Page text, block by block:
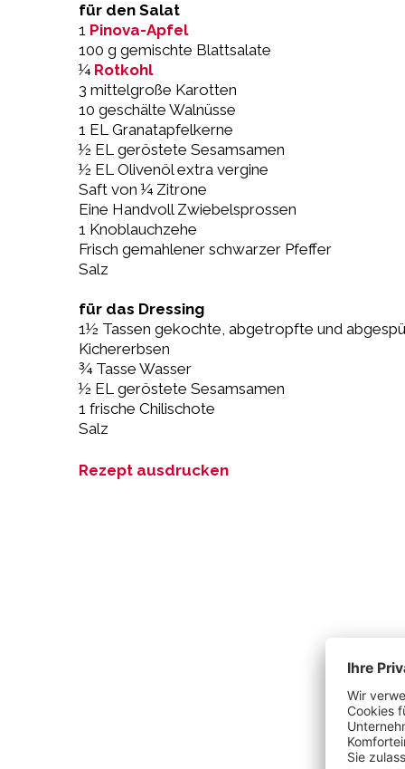
für den Salat
1 Pinova-Apfel
100 g gemischte Blattsalate
¼ Rotkohl
3 mittelgroße Karotten
10 geschälte Walnüsse
1 EL Granatapfelkerne
½ EL geröstete Sesamsamen
½ EL Olivenöl extra vergine
Saft von ¼ Zitrone
Eine Handvoll Zwiebelsprossen
1 Knoblauchzehe
Frisch gemahlener schwarzer Pfeffer
Salz
für das Dressing
1½ Tassen gekochte, abgetropfte und
Kichererbsen
¾ Tasse Wasser
½ EL geröstete Sesamsamen
1 frische Chilischote
Salz
Rezept ausdrucken